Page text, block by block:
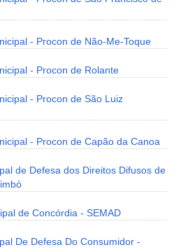
- Procon de Não-Me-Toque
- Procon de Rolante
- Procon de São Luiz
- Procon de Capão da Canoa
de Defesa dos Direitos Difusos de
de Concórdia - SEMAD
De Defesa Do Consumidor -